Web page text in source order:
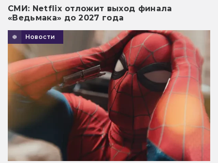
СМИ: Netflix отложит выход финала
«Ведьмака» до 2027 года
Новости